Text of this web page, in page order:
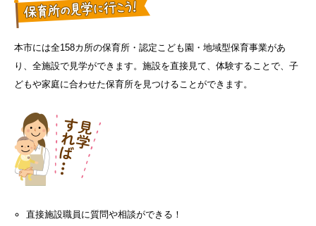
本市には全158カ所の保育所・認定こども園・地域型保育事業があ
り、全施設で見学ができます。施設を直接見て、体験することで、子
どもや家庭に合わせた保育所を見つけることができます。
直接施設職員に質問や相談ができる！